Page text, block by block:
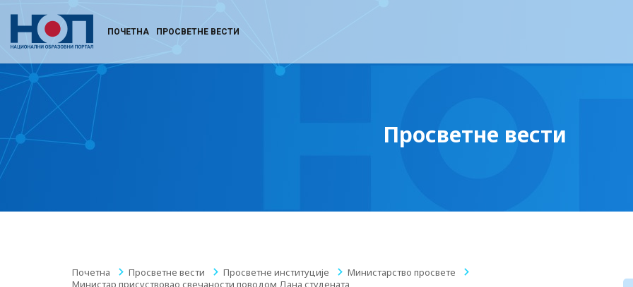
ПОЧЕТНА ПРОСВЕТНЕ ВЕСТИ
Просветне вести
Почетна / Просветне вести / Просветне институције / Министарство просвете
/
Министар присуствовао свечаности поводом Дана студената